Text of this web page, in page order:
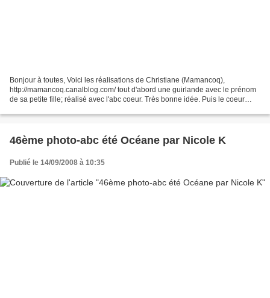
Bonjour à toutes, Voici les réalisations de Christiane (Mamancoq),
http://mamancoq.canalblog.com/ tout d'abord une guirlande avec le prénom
de sa petite fille; réalisé avec l'abc coeur. Très bonne idée. Puis le coeur
46ème photo-abc été Océane par Nicole K
Publié le 14/09/2008 à 10:35